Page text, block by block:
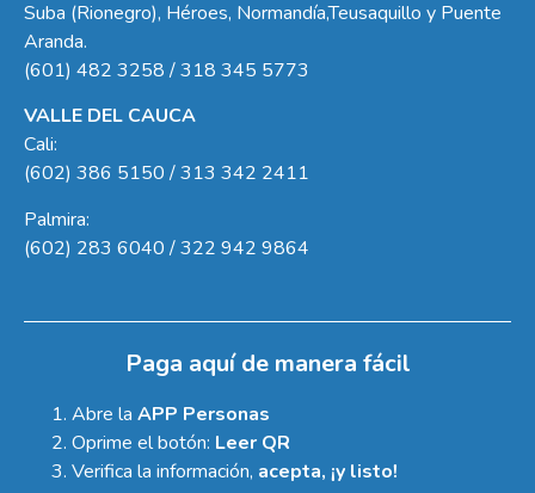
Suba (Rionegro), Héroes, Normandía,Teusaquillo y Puente
Aranda.
(601) 482 3258 / 318 345 5773
VALLE DEL CAUCA
Cali:
(602) 386 5150 / 313 342 2411
Palmira:
(602) 283 6040 / 322 942 9864
Paga aquí de manera fácil
Abre la APP Personas
Oprime el botón: Leer QR
Verifica la información, acepta, ¡y listo!